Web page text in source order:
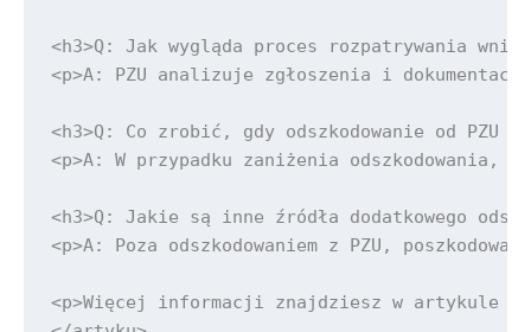
<h3>Q: Jak wygląda proces rozpatrywania
<p>A: PZU analizuje zgłoszenia i
<h3>Q: Co zrobić, gdy odszkodowanie od PZU
<p>A: W przypadku zaniżenia odszkodowania,
<h3>Q: Jakie są inne źródła dodatkowego
<p>A: Poza odszkodowaniem z PZU,
<p>Więcej informacji znajdziesz w artykule <a